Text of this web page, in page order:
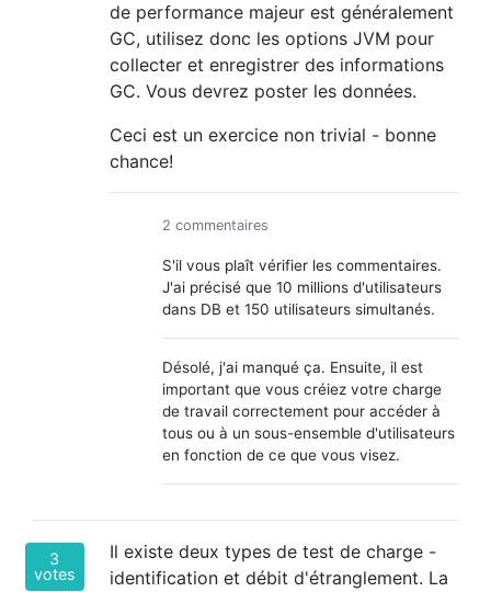
de performance majeur est généralement
GC, utilisez donc les options JVM pour
collecter et enregistrer des informations
GC. Vous devrez poster les données.
Ceci est un exercice non trivial - bonne
chance!
2 commentaires
S'il vous plaît vérifier les commentaires.
J'ai précisé que 10 millions d'utilisateurs
dans DB et 150 utilisateurs simultanés.
Désolé, j'ai manqué ça. Ensuite, il est
important que vous créiez votre charge
de travail correctement pour accéder à
tous ou à un sous-ensemble d'utilisateurs
en fonction de ce que vous visez.
3
votes
Il existe deux types de test de charge -
identification et débit d'étranglement. La